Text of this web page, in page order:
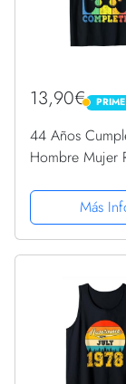
13,90€ PRIME
PRIME
44 Años
Hombre Mujer
CamisetaMás